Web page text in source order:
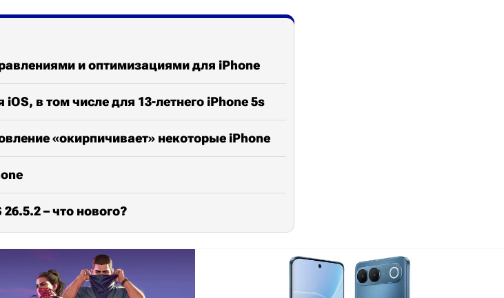
и оптимизациями для iPhone
в том числе для 13-летнего iPhone 5s
«окирпичивает» некоторые iPhone
– что нового?